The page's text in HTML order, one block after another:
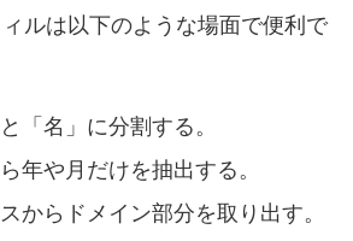
ルは以下のような場面で便利で
「名」に分割する。
年や月だけを抽出する。
からドメイン部分を取り出す。